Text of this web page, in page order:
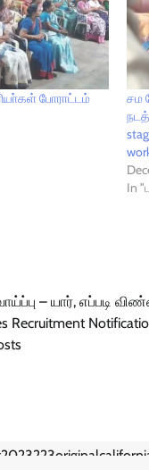
போராட்டம்
சம
In
– யார், எப்படி
Recruitment